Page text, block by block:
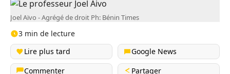
Joel Aïvo - Agrégé de droit Ph: Bénin Times
3 min de lecture
Lire plus tard
Google News
Commenter
Partager